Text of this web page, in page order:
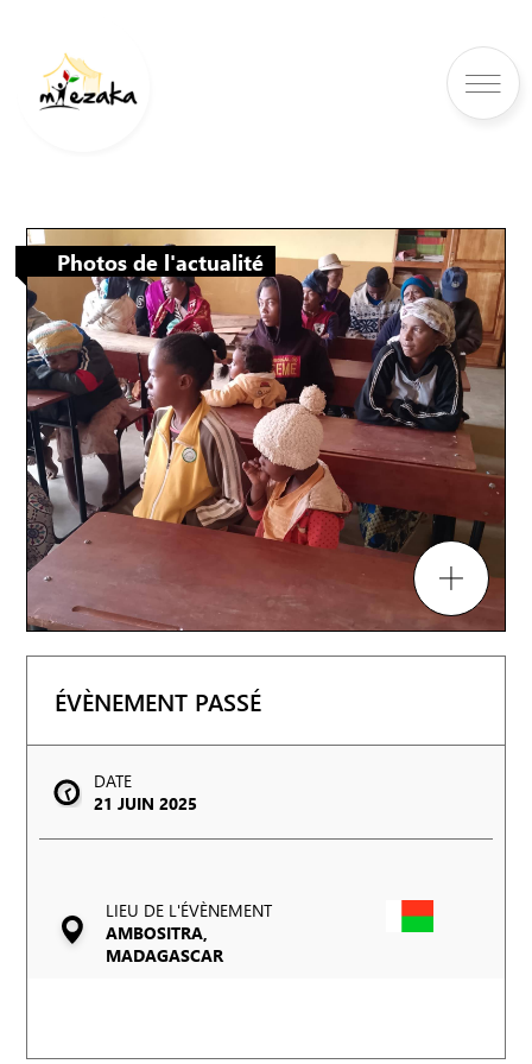
Photos de l'actualité
ÉVÈNEMENT PASSÉ
DATE
21 JUIN 2025
LIEU DE L'ÉVÈNEMENT
AMBOSITRA,
MADAGASCAR